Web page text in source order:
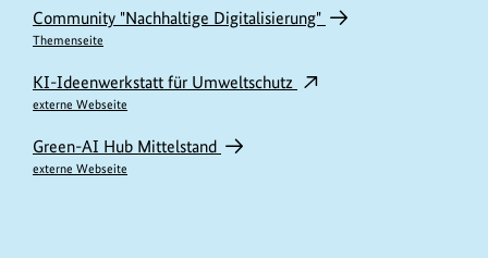
Community "Nachhaltige Digitalisierung"
Themenseite
KI-Ideenwerkstatt für Umweltschutz
externe Webseite
Green-AI Hub Mittelstand
externe Webseite